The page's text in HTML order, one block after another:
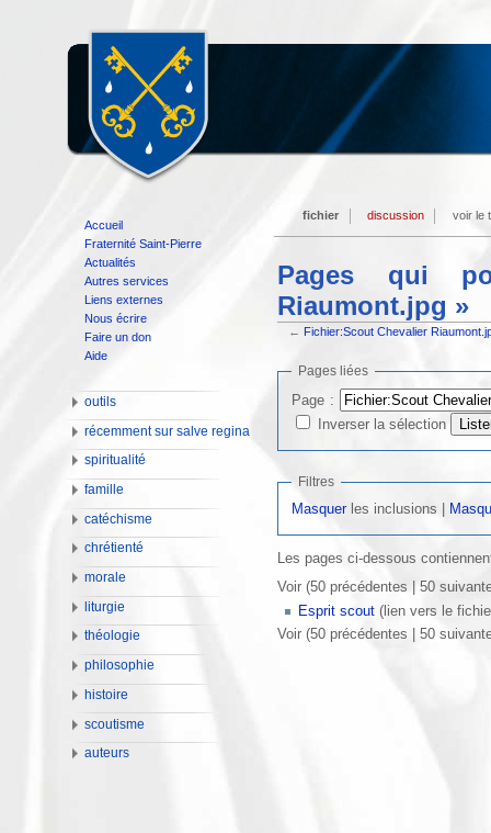
Pages qui
Riaumont.jpg »
← Fichier:Scout Chevalier
Pages liées
Page :
Inverser la sélection
Filtres
Masquerles inclusions |
Les pages ci-dessous
Voir (50 précédentes | 50
Esprit scout(lien vers le
Voir (50 précédentes | 50
fichier discussion voir le
Accueil
Fraternité Saint-Pierre
Actualités
Autres services
Liens externes
Nous écrire
Faire un don
Aide
outils
récemment sur salve regina
spiritualité
famille
catéchisme
chrétienté
morale
liturgie
théologie
philosophie
histoire
scoutisme
auteurs